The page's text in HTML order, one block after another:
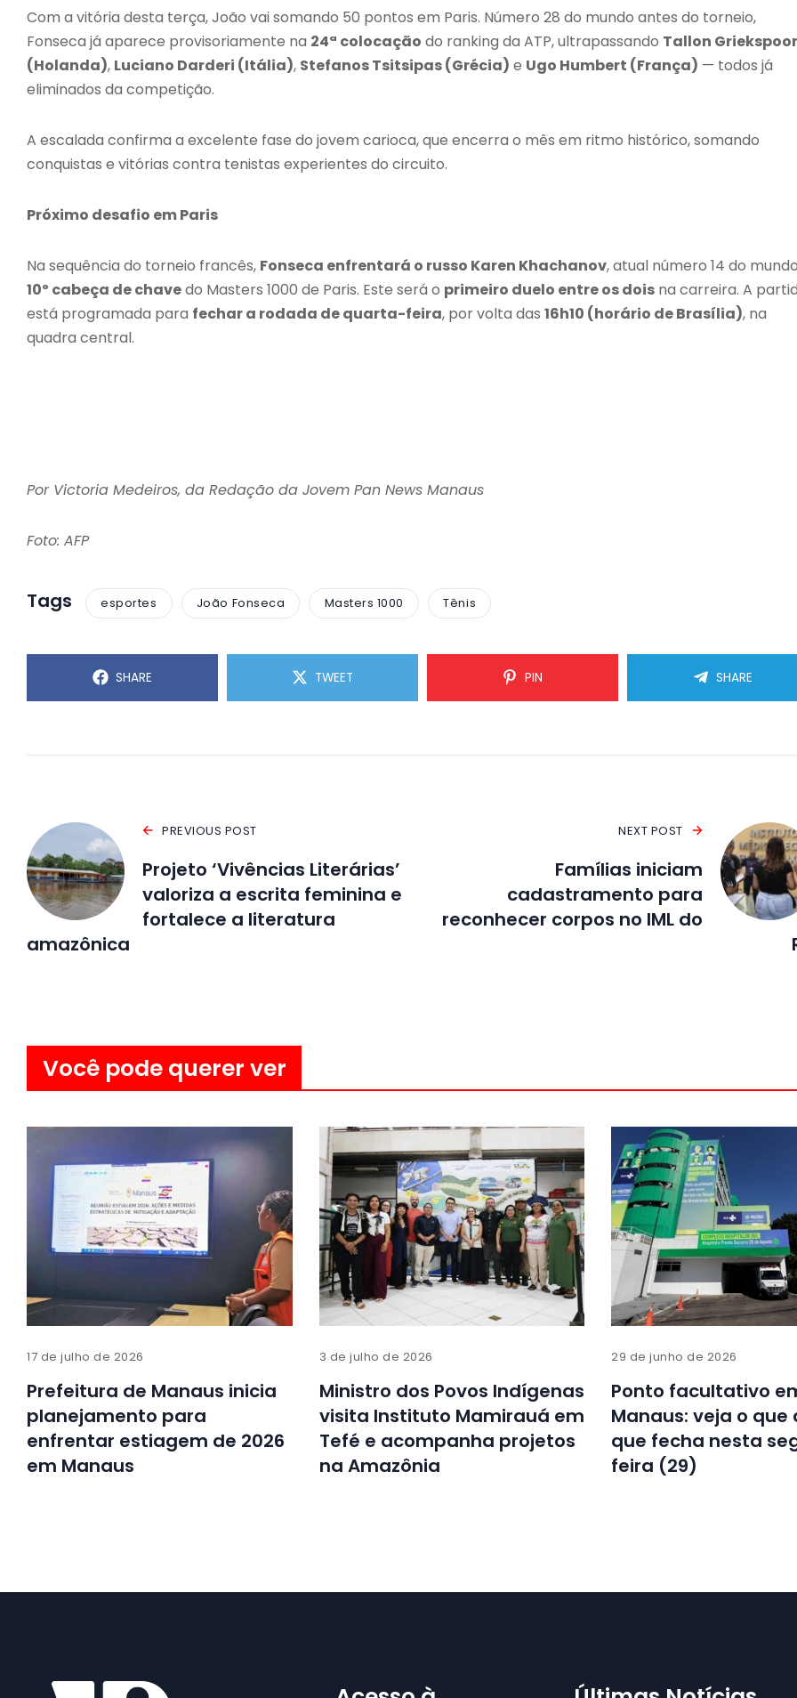
Com a vitória desta terça, João vai somando 50 pontos em Paris. Número 28 do mundo antes do torneio,
Fonseca já aparece provisoriamente na 24ª colocação do ranking da ATP, ultrapassando Tallon Griekspoor
(Holanda), Luciano Darderi (Itália), Stefanos Tsitsipas (Grécia) e Ugo Humbert (França) — todos já
eliminados da competição.
A escalada confirma a excelente fase do jovem carioca, que encerra o mês em ritmo histórico, somando
conquistas e vitórias contra tenistas experientes do circuito.
Próximo desafio em Paris
Na sequência do torneio francês, Fonseca enfrentará o russo Karen Khachanov, atual número 14 do
10º cabeça de chavedo Masters 1000 de Paris. Este será o primeiro duelo entre os dois na carreira. A
está programada para fechar a rodada de quarta-feira, por volta das 16h10 (horário de Brasília), na
quadra central.
Por Victoria Medeiros, da Redação da Jovem Pan News Manaus
Foto: AFP
Tags esportes João Fonseca Masters 1000 Tênis
SHARE TWEET PIN SHARE
PREVIOUS POST
Projeto ‘Vivências Literárias’
valoriza a escrita feminina e
fortalece a literatura
amazônica
NEXT POST
Famílias iniciam
cadastramento para
reconhecer corpos no IML do
Você pode querer ver
17 de julho de 2026
Prefeitura de Manaus inicia
planejamento para
enfrentar estiagem de 2026
em Manaus
3 de julho de 2026
Ministro dos Povos Indígenas
visita Instituto Mamirauá em
Tefé e acompanha projetos
na Amazônia
29 de junho de 2026
Ponto facultativo
Manaus: veja o que
que fecha nesta
feira (29)